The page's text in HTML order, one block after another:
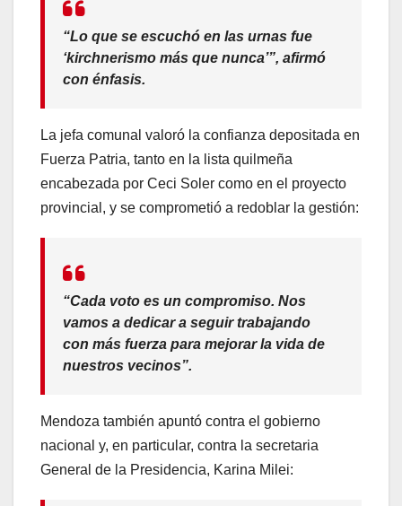
“Lo que se escuchó en las urnas fue
‘kirchnerismo más que nunca’”, afirmó
con énfasis.
La jefa comunal valoró la confianza depositada en
Fuerza Patria, tanto en la lista quilmeña
encabezada por Ceci Soler como en el proyecto
provincial, y se comprometió a redoblar la gestión:
“Cada voto es un compromiso. Nos
vamos a dedicar a seguir trabajando
con más fuerza para mejorar la vida de
nuestros vecinos”.
Mendoza también apuntó contra el gobierno
nacional y, en particular, contra la secretaria
General de la Presidencia, Karina Milei: